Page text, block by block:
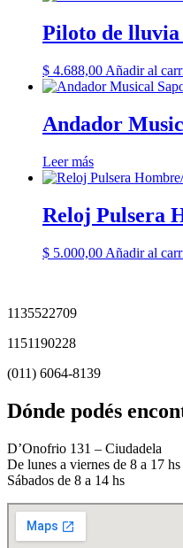
Piloto de
$ 4.688,00 Añadir al
Andador
Leer más
Reloj Pulsera
$ 5.000,00 Añadir al
1135522709
1151190228
(011) 6064-8139
Dónde podés
D’Onofrio 131 – Ciudadela
De lunes a viernes de 8 a 17 hs
Sábados de 8 a 14 hs